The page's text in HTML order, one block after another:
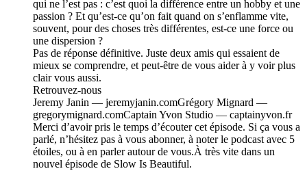
qui ne l’est pas : c’est quoi la différence entre un hobby et une
passion ? Et qu’est-ce qu’on fait quand on s’enflamme vite,
souvent, pour des choses très différentes, est-ce une force ou
une dispersion ?
Pas de réponse définitive. Juste deux amis qui essaient de
mieux se comprendre, et peut-être de vous aider à y voir plus
clair vous aussi.
Retrouvez-nous
Jeremy Janin — jeremyjanin.comGrégory Mignard —
gregorymignard.comCaptain Yvon Studio — captainyvon.fr
Merci d’avoir pris le temps d’écouter cet épisode. Si ça vous a
parlé, n’hésitez pas à vous abonner, à noter le podcast avec 5
étoiles, ou à en parler autour de vous.À très vite dans un
nouvel épisode de Slow Is Beautiful.